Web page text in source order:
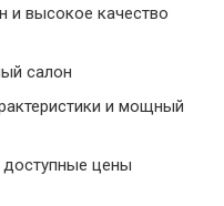
и высокое качество
салон
и мощный
доступные цены